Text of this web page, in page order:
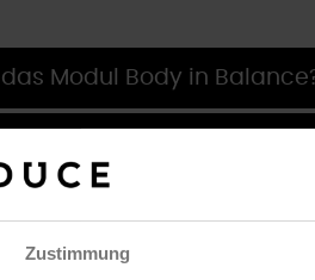
Zustimmung
Modul Body in